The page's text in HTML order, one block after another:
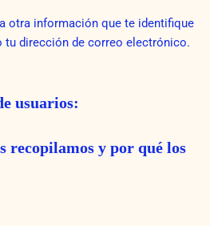
otra información que te identifique
tu dirección de correo electrónico.
usuarios:
recopilamos y por qué los